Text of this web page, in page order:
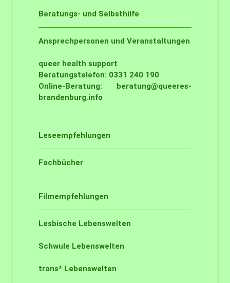
Beratungs- und Selbsthilfe
Ansprechpersonen und Veranstaltungen
queer health support
Beratungstelefon: 0331 240 190
Online-Beratung: beratung@queeres-
brandenburg.info
Leseempfehlungen
Fachbücher
Filmempfehlungen
Lesbische Lebenswelten
Schwule Lebenswelten
trans* Lebenswelten